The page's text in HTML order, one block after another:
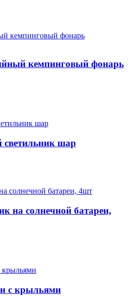
кемпинговый фонарь
светильник шар
на солнечной батареи,
с крыльями